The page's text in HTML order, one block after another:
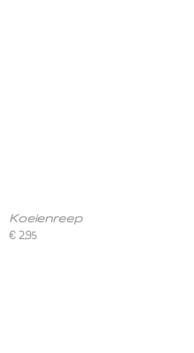
Koeienreep
€ 2,95